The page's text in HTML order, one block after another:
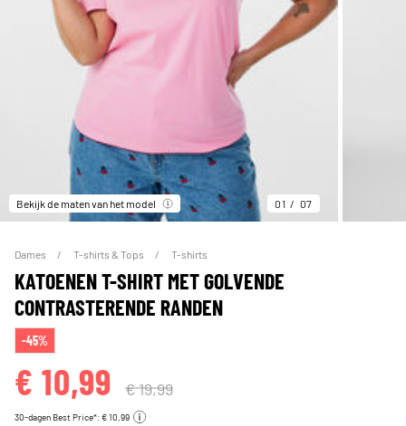
Bekijk de maten van het model 01 07
Dames T-shirts & Tops T-shirts
KATOENEN T-SHIRT MET GOLVENDE
CONTRASTERENDE RANDEN
-45%
€ 10,99 € 19,99
30-dagen Best Price*: € 10,99